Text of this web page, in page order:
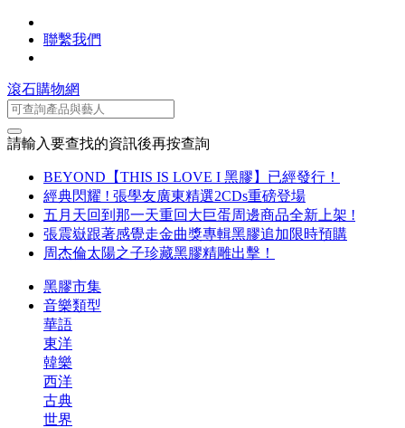
聯繫我們
滾石購物網
請輸入要查找的資訊後再按查詢
BEYOND【THIS IS LOVE I 黑膠】已經發行！
經典閃耀 ! 張學友廣東精選2CDs重磅登場
五月天回到那一天重回大巨蛋周邊商品全新上架 !
張震嶽跟著感覺走金曲獎專輯黑膠追加限時預購
周杰倫太陽之子珍藏黑膠精雕出擊！
黑膠市集
音樂類型
華語
東洋
韓樂
西洋
古典
世界